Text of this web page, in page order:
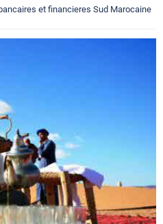
et financieres Sud Marocaine